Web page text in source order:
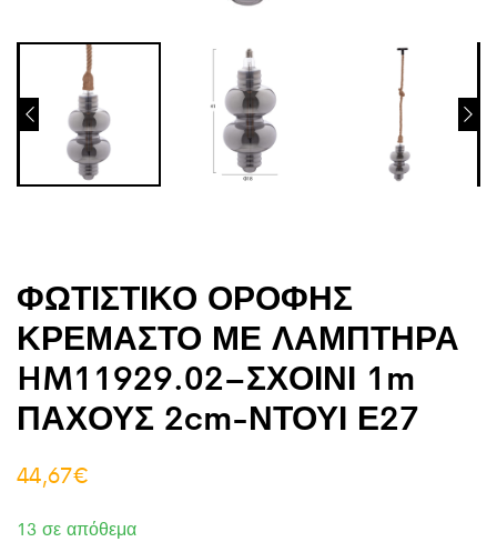
ΦΩΤΙΣΤΙΚΟ ΟΡΟΦΗΣ
ΚΡΕΜΑΣΤΟ ΜΕ ΛΑΜΠΤΗΡΑ
HM11929.02–ΣΧΟΙΝΙ 1m
ΠΑΧΟΥΣ 2cm-ΝΤΟΥΙ Ε27
44,67€
13 σε απόθεμα